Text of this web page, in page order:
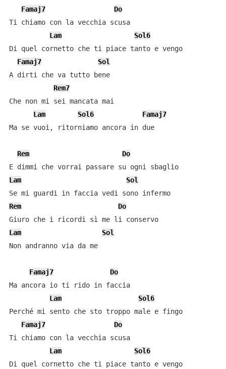
Famaj7
Do
Ti chiamo con la vecchia scusa
Lam
Sol6
Di quel cornetto che ti piace tanto e vengo
Famaj7
Sol
A dirti che va tutto bene
Rem7
Che non mi sei mancata mai
Lam
Sol6
Famaj7
Ma se vuoi, ritorniamo ancora in due
Rem
Do
E dimmi che vorrai passare su ogni sbaglio
Lam
Sol
Se mi guardi in faccia vedi sono infermo
Rem
Do
Giuro che i ricordi sì me li conservo
Lam
Sol
Non andranno via da me
Famaj7
Do
Ma ancora io ti rido in faccia
Lam
Sol6
Perché mi sento che sto troppo male e fingo
Famaj7
Do
Ti chiamo con la vecchia scusa
Lam
Sol6
Di quel cornetto che ti piace tanto e vengo